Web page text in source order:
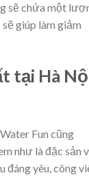
sẽ chứa một
giúp làm giảm
tại Hà
Fun cũng
như là đặc sản
đáng yêu, công